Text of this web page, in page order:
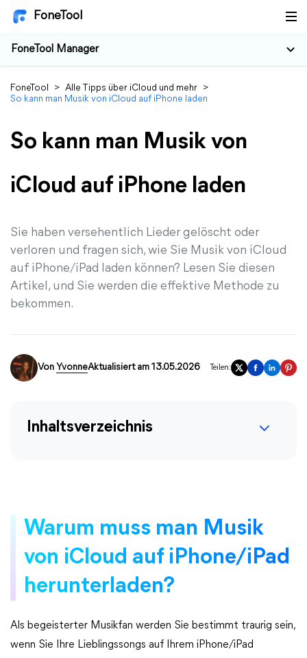
FoneTool
FoneTool Manager
FoneTool > Alle Tipps über iCloud und mehr >
So kann man Musik von iCloud auf iPhone laden
So kann man Musik von
iCloud auf iPhone laden
Sie haben versehentlich Lieder gelöscht oder
verloren und fragen sich, wie Sie Musik von iCloud
auf iPhone/iPad laden können? Lesen Sie diesen
Artikel, und Sie werden die effektive Methode zu
bekommen.
Von YvonneAktualisiert am 13.05.2026 Teilen:
Inhaltsverzeichnis
Warum muss man Musik
von iCloud auf iPhone/iPad
herunterladen?
Als begeisterter Musikfan werden Sie bestimmt traurig sein,
wenn Sie Ihre Lieblingssongs auf Ihrem iPhone/iPad